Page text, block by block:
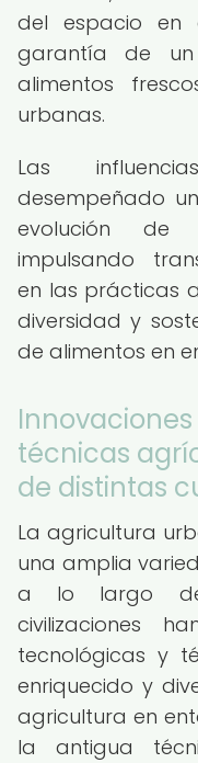
del espacio en
garantía de un
alimentos
urbanas.
Las
desempeñado
evolución de
impulsando
en las prácticas
diversidad y
de alimentos en
técnicas
de distintas
La agricultura
una amplia
a lo largo de
civilizaciones
tecnológicas y
enriquecido y
agricultura en
la antigua